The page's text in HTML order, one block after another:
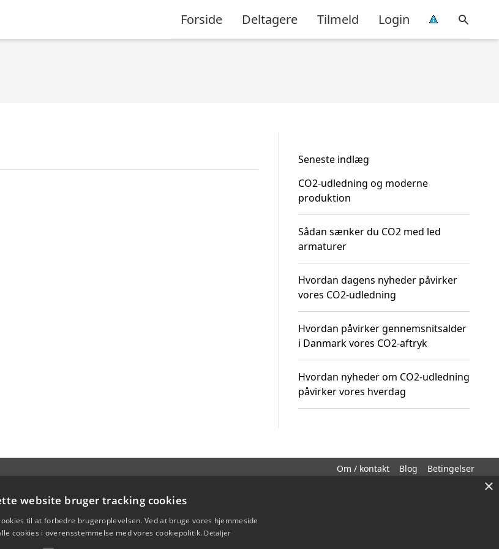
Forside Deltagere Tilmeld Login
Seneste indlæg
CO2-udledning og moderne
produktion
Sådan sænker du CO2 med led
armaturer
Hvordan dagens nyheder påvirker
vores CO2-udledning
Hvordan påvirker gennemsnitsalder
i Danmark vores CO2-aftryk
Hvordan nyheder om CO2-udledning
påvirker vores hverdag
Om / kontakt Blog Betingelser
×
website bruger tracking cookies
til at forbedre brugeroplevelsen. Ved at bruge vores hjemmeside
cookies i overensstemmelse med vores cookiepolitik. Detaljer